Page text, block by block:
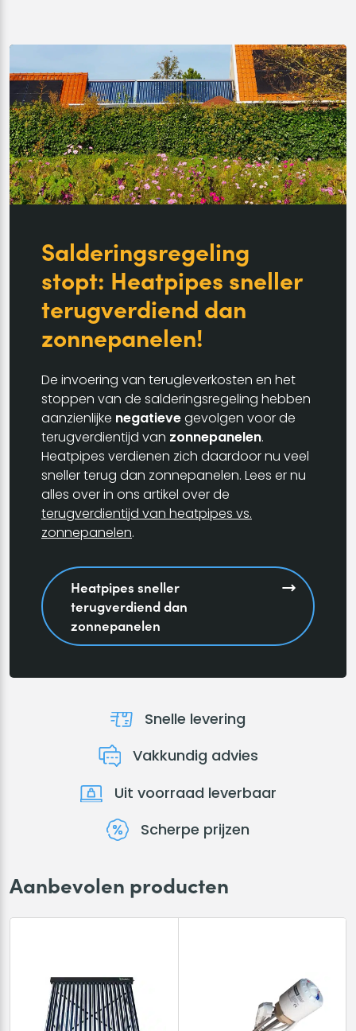
Salderingsregeling
stopt: Heatpipes sneller
terugverdiend dan
zonnepanelen!
De invoering van terugleverkosten en het
stoppen van de salderingsregeling hebben
aanzienlijke negatievegevolgen voor de
terugverdientijd van zonnepanelen.
Heatpipes verdienen zich daardoor nu veel
sneller terug dan zonnepanelen. Lees er nu
alles over in ons artikel over de
terugverdientijd van heatpipes vs.
zonnepanelen.
Heatpipes sneller
terugverdiend dan
zonnepanelen
Snelle levering
Vakkundig advies
Uit voorraad leverbaar
Scherpe prijzen
Aanbevolen producten